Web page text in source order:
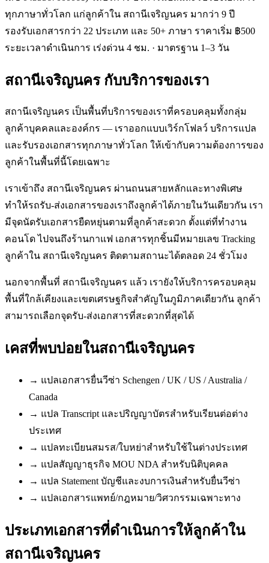
ทุกภาษาทั่วโลก แก่ลูกค้าใน สถานีเจริญนคร มากว่า 9 ปี
รองรับเอกสารกว่า 22 ประเภท และ 50+ ภาษา ราคาเริ่ม ฿500
ระยะเวลาดำเนินการ เร่งด่วน 4 ชม. · มาตรฐาน 1–3 วัน
สถานีเจริญนครกับบริการของเรา
สถานีเจริญนคร เป็นพื้นที่บริการของเราที่ครอบคลุมทั้งกลุ่ม
ลูกค้าบุคคลและองค์กร — เราออกแบบเวิร์กโฟลว์ บริการแปล
และรับรองเอกสารทุกภาษาทั่วโลก ให้เข้ากับความต้องการของ
ลูกค้าในพื้นที่นี้โดยเฉพาะ
เราเข้าถึง สถานีเจริญนคร ผ่านถนนสายหลักและทางพิเศษ
ทำให้รถรับ-ส่งเอกสารของเราถึงลูกค้าได้ภายในวันเดียวกัน เรา
มีจุดนัดรับเอกสารยืดหยุ่นตามที่ลูกค้าสะดวก ตั้งแต่ที่ทำงาน
คอนโด ไปจนถึงร้านกาแฟ เอกสารทุกชิ้นมีหมายเลข Tracking
ลูกค้าใน สถานีเจริญนคร ติดตามสถานะได้ตลอด 24 ชั่วโมง
นอกจากพื้นที่ สถานีเจริญนคร แล้ว เรายังให้บริการครอบคลุม
พื้นที่ใกล้เคียงและเขตเศรษฐกิจสำคัญในภูมิภาคเดียวกัน ลูกค้า
สามารถเลือกจุดรับ-ส่งเอกสารที่สะดวกที่สุดได้
เคสที่พบบ่อยในสถานีเจริญนคร
→ แปลเอกสารยื่นวีซ่า Schengen / UK / US / Australia /
Canada
→ แปล Transcript และปริญญาบัตรสำหรับเรียนต่อต่าง
ประเทศ
→ แปลทะเบียนสมรส/ใบหย่าสำหรับใช้ในต่างประเทศ
→ แปลสัญญาธุรกิจ MOU NDA สำหรับนิติบุคคล
→ แปล Statement บัญชีและงบการเงินสำหรับยื่นวีซ่า
→ แปลเอกสารแพทย์/กฎหมาย/วิศวกรรมเฉพาะทาง
ประเภทเอกสารที่ดำเนินการให้ลูกค้าใน
สถานีเจริญนคร